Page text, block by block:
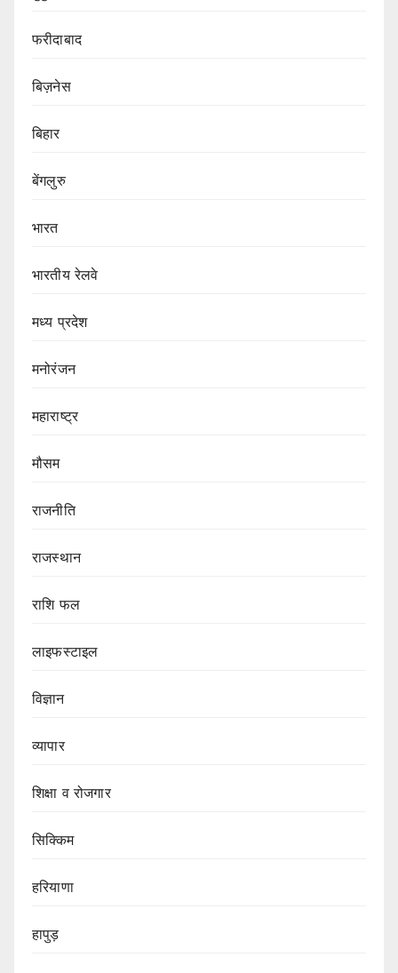
फरीदाबाद
बिज़नेस
बिहार
बेंगलुरु
भारत
भारतीय रेलवे
मध्य प्रदेश
मनोरंजन
महाराष्ट्र
मौसम
राजनीति
राजस्थान
राशि फल
लाइफस्टाइल
विज्ञान
व्यापार
शिक्षा व रोजगार
सिक्किम
हरियाणा
हापुड़